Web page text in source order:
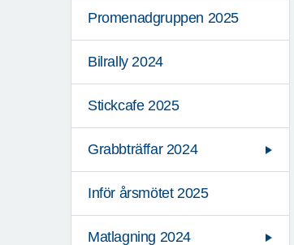
Promenadgruppen 2025
Bilrally 2024
Stickcafe 2025
Grabbträffar 2024
Inför årsmötet 2025
Matlagning 2024